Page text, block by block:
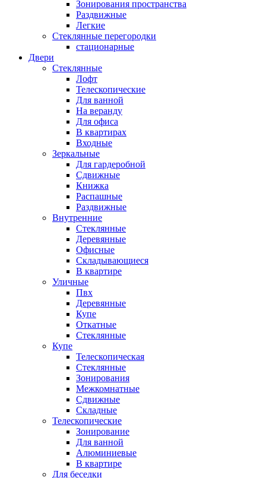
Зонирования пространства
Раздвижные
Легкие
Стеклянные перегородки
стационарные
Двери
Стеклянные
Лофт
Телескопические
Для ванной
На веранду
Для офиса
В квартирах
Входные
Зеркальные
Для гардеробной
Сдвижные
Книжка
Распашные
Раздвижные
Внутренние
Стеклянные
Деревянные
Офисные
Складывающиеся
В квартире
Уличные
Пвх
Деревянные
Купе
Откатные
Стеклянные
Купе
Телескопическая
Стеклянные
Зонирования
Межкомнатные
Сдвижные
Складные
Телескопические
Зонирование
Для ванной
Алюминиевые
В квартире
Для беседки